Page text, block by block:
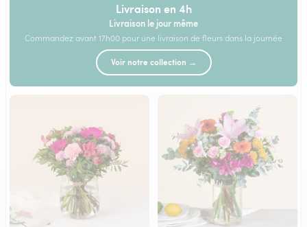
Livraison en 4h
Livraison le jour même
Commandez avant 17h00 pour une livraison de fleurs dans la journée
Voir notre collection →